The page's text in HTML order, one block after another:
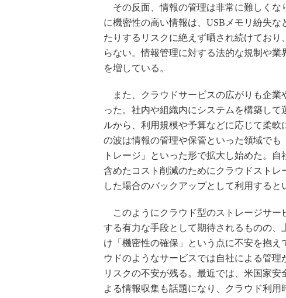
その反面、情報の管理は非常に難しくな
に機密性の高い情報は、USBメモリ紛失
たりするリスクに絶えず晒され続けてお
らない。情報管理に対する法的な規制や
を増している。
また、クラウドサービスの広がりも企業
った。社内や組織内にシステムを構築し
ルから、利用規模や予算などに応じて柔
の波は情報の管理や保管といった領域で
トレージ」といった形で拡大し始めた。
含めたコスト削減のためにクラウドスト
した場合のバックアップとして利用すると
このようにクラウド型のストレージサー
する有力な手段として期待されるものの
け「機密性の確保」という点に不安を抱
ウドのようなサービスでは自社による管
リスクの不安が残る。最近では、米国家
よる情報収集も話題になり、クラウド利